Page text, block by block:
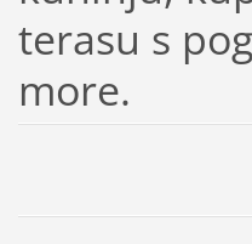
terasu s
more.